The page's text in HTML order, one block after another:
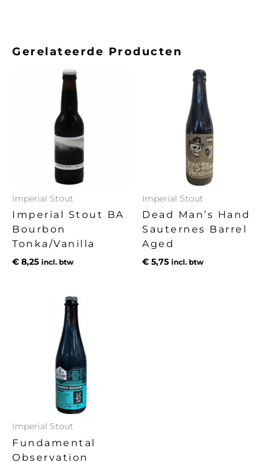
Gerelateerde Producten
Imperial Stout
Imperial Stout BA
Bourbon
Tonka/Vanilla
€ 8,25 incl. btw
Imperial Stout
Dead Man’s Hand
Sauternes Barrel
Aged
€ 5,75 incl. btw
Imperial Stout
Fundamental
Observation